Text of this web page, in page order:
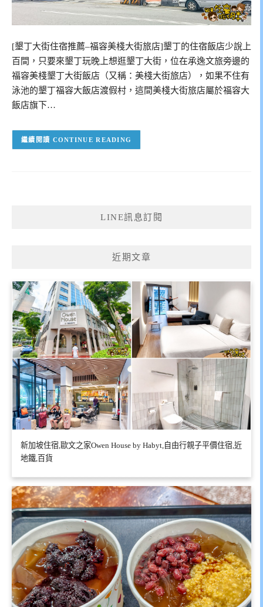
[墾丁大街住宿推薦–福容美棧大街旅店]墾丁的住宿飯店少說上
百間，只要來墾丁玩晚上想逛墾丁大街，位在承逸文旅旁邊的
福容美棧墾丁大街飯店（又稱：美棧大街旅店），如果不住有
泳池的墾丁福容大飯店渡假村，這間美棧大街旅店屬於福容大
飯店旗下…
CONTINUE READING
LINE訊息訂閱
近期文章
新加坡住宿,歐文之家Owen House by Habyt,自由行親子平價住宿,近
地鐵,百貨